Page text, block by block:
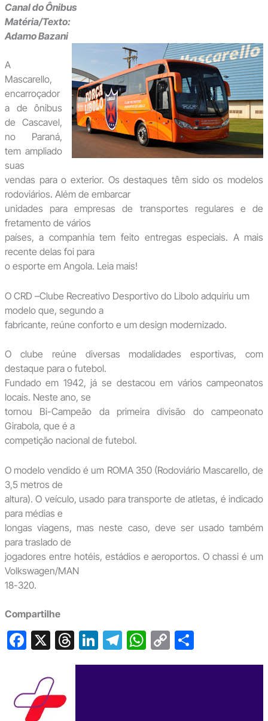
Canal do Ônibus
Matéria/Texto:
Adamo Bazani
A
Mascarello,
encarroçador
a de ônibus
de Cascavel,
no Paraná,
tem ampliado
suas
vendas para o exterior. Os destaques têm sido os modelos
rodoviários. Além de embarcar
unidades para empresas de transportes regulares e de
fretamento de vários
países, a companhia tem feito entregas especiais. A mais
recente delas foi para
o esporte em Angola. Leia mais!
O CRD –Clube Recreativo Desportivo do Libolo adquiriu um
modelo que, segundo a
fabricante, reúne conforto e um design modernizado.
O clube reúne diversas modalidades esportivas, com
destaque para o futebol.
Fundado em 1942, já se destacou em vários campeonatos
locais. Neste ano, se
tornou Bi-Campeão da primeira divisão do campeonato
Girabola, que é a
competição nacional de futebol.
O modelo vendido é um ROMA 350 (Rodoviário Mascarello, de
3,5 metros de
altura). O veículo, usado para transporte de atletas, é indicado
para médias e
longas viagens, mas neste caso, deve ser usado também
para traslado de
jogadores entre hotéis, estádios e aeroportos. O chassi é um
Volkswagen/MAN
18-320.
Compartilhe
F
e
X T
hr
Li
n
T
el
W
h
C
o
S
h